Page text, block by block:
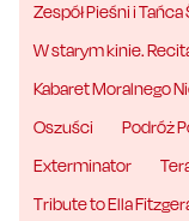
Zespół Pieśni i Tańca
W starym kinie.
Kabaret Moralnego
Oszuści
Podróż
Exterminator
Tribute to Ella